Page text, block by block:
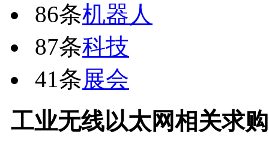
86条机器人
87条科技
41条展会
工业无线以太网相关求购